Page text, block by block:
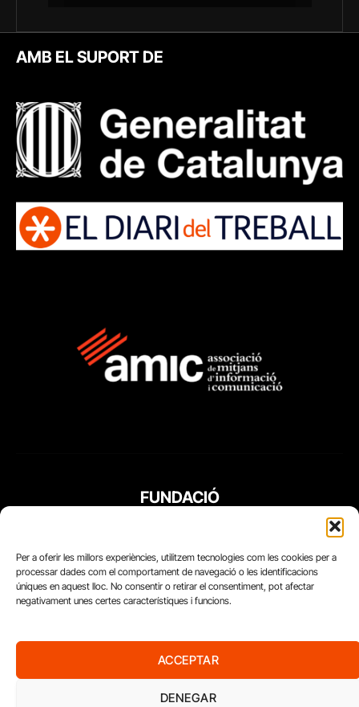
Per a oferir les millors experiències, utilitzem tecnologies com les cookies per a
processar dades com el comportament de navegació o les identificacions
úniques en aquest lloc. No consentir o retirar el consentiment, pot afectar
negativament unes certes característiques i funcions.
ACCEPTAR
DENEGAR
AMB EL SUPORT DE
FUNDACIÓ